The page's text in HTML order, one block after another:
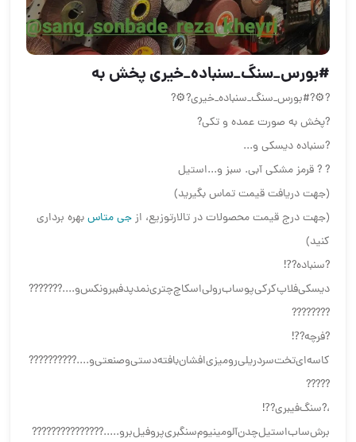
️#بورس_سنگ_سنباده_خیری️ پخش به
?⚙️?#بورس_سنگ_سنباده_خیری?⚙️?
?پخش به صورت عمده و تکی?
?سنباده دیسکی و...
? ? قرمز مشکی آبی. سبز و...استیل
(جهت دریافت قیمت تماس بگیرید)
(جهت درج قیمت محصولات در تالارتوزیع، ازجی متاسبهره برداری
کنید)
?سنباده?⁉️
دیسکی‌فلاپ‌کرکی‌پوساب‌رولی‌اسکاچ‌چتری‌نمد‌پد‌فببرونکس‌و....???????
????????
?فرچه?⁉️
کاسه‌ای‌تخت‌سردریلی‌رومیزی‌افشان‌بافته‌دستی‌وصنعتی‌و....??????????
?????
،?سنگ‌فیبری?⁉️
برش‌ساب‌استیل‌چدن‌آلومینیوم‌‌سنگبری‌پروفیل‌بر‌و‌.....???????????????